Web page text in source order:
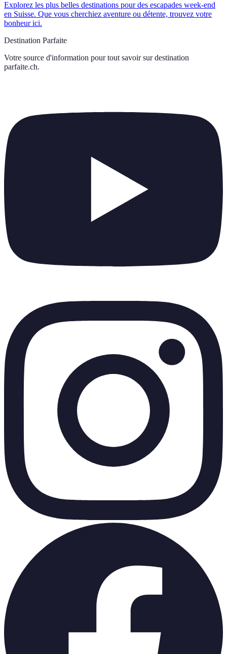
Explorez les plus belles destinations pour des escapades week-end
en Suisse. Que vous cherchiez aventure ou détente, trouvez votre
bonheur ici.
Destination Parfaite
Votre source d'information pour tout savoir sur destination
parfaite.ch.